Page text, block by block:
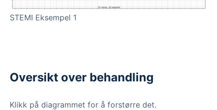
STEMI Eksempel 1
Oversikt over behandling
Klikk på diagrammet for å forstørre det.